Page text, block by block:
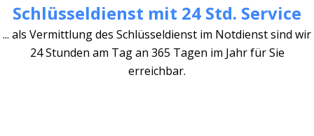
Schlüsseldienst mit 24 Std. Service
... als Vermittlung des Schlüsseldienst im Notdienst sind wir
24 Stunden am Tag an 365 Tagen im Jahr für Sie
erreichbar.